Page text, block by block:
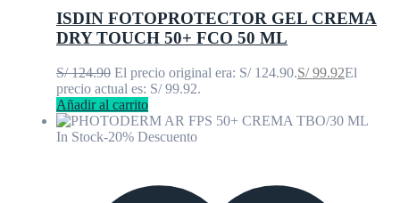
ISDIN FOTOPROTECTOR GEL CREMA
DRY TOUCH 50+ FCO 50 ML
S/124.90 El precio original era: S/ 124.90.S/99.92El
precio actual es: S/ 99.92.
Añadir al carrito
In Stock-20% Descuento